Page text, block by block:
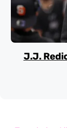
J.J.